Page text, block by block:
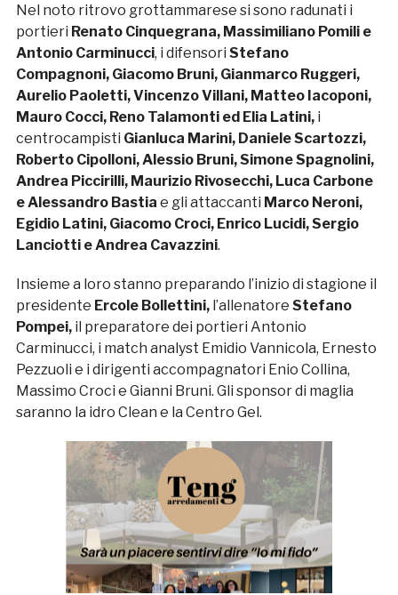
Nel noto ritrovo grottammarese si sono radunati i
portieri Renato Cinquegrana, Massimiliano Pomili e
Antonio Carminucci, i difensori Stefano
Compagnoni, Giacomo Bruni, Gianmarco Ruggeri,
Aurelio Paoletti, Vincenzo Villani, Matteo Iacoponi,
Mauro Cocci, Reno Talamonti ed Elia Latini,i
centrocampisti Gianluca Marini, Daniele Scartozzi,
Roberto Cipolloni, Alessio Bruni, Simone Spagnolini,
Andrea Piccirilli, Maurizio Rivosecchi, Luca Carbone
e Alessandro Bastia e gli attaccanti Marco Neroni,
Egidio Latini, Giacomo Croci, Enrico Lucidi, Sergio
Lanciotti e Andrea Cavazzini.
Insieme a loro stanno preparando l’inizio di stagione il
presidente Ercole Bollettini,l’allenatore Stefano
Pompei,il preparatore dei portieri Antonio
Carminucci, i match analyst Emidio Vannicola, Ernesto
Pezzuoli e i dirigenti accompagnatori Enio Collina,
Massimo Croci e Gianni Bruni. Gli sponsor di maglia
saranno la idro Clean e la Centro Gel.